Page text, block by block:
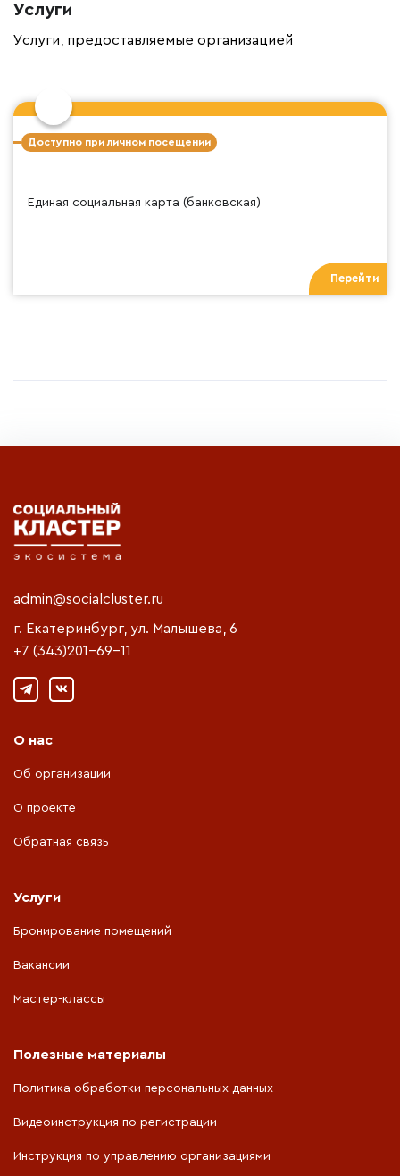
Услуги
Услуги, предоставляемые организацией
Доступно при личном посещении
Единая социальная карта (банковская)
Перейти
admin@socialcluster.ru
г. Екатеринбург, ул. Малышева, 6
+7 (343)201-69-11
О нас
Об организации
О проекте
Обратная связь
Услуги
Бронирование помещений
Вакансии
Мастер-классы
Полезные материалы
Политика обработки персональных данных
Видеоинструкция по регистрации
Инструкция по управлению организациями